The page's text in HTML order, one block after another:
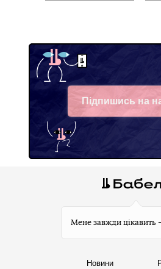
Підпишись на
Facebook
Мене завжди цікавить
Новини